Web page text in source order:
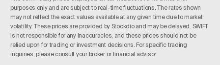
purposes only and are subject to real-time fluctuations. The rates shown
may not reflect the exact values available at any given time due to market
volatility. These prices are provided by Stockdio and may be delayed. SWIFT
is not responsible for any inaccuracies, and these prices should not be
relied upon for trading or investment decisions. For specific trading
inquiries, please consult your broker or financial advisor.